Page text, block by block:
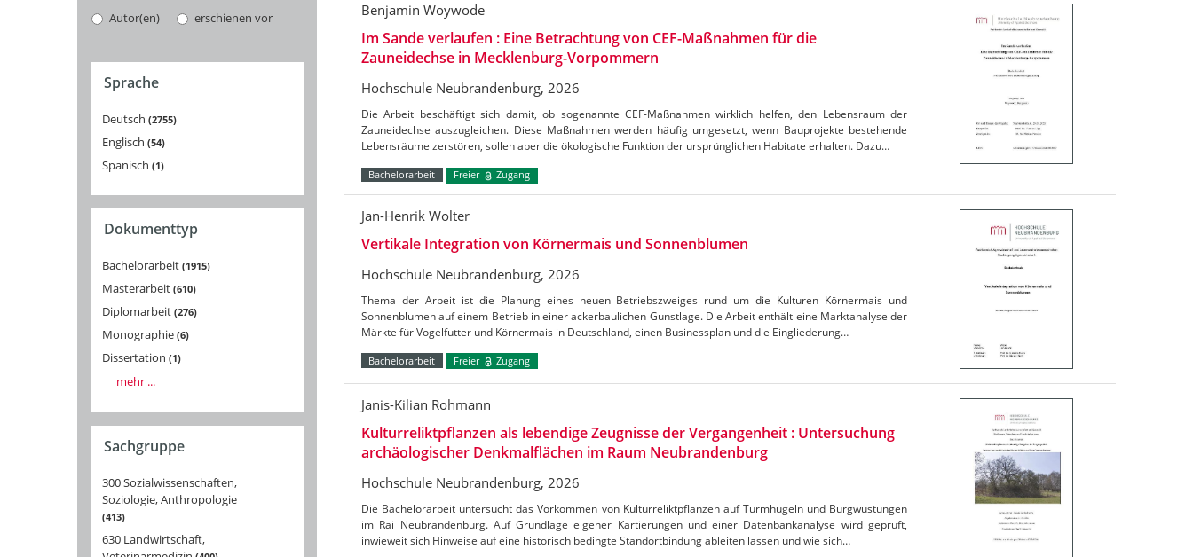
Autor(en)
erschienen vor
Sprache
Deutsch 2755
Englisch 54
Spanisch 1
Dokumenttyp
Bachelorarbeit 1915
Masterarbeit 610
Diplomarbeit 276
Monographie 6
Dissertation 1
mehr ...
Sachgruppe
300 Sozialwissenschaften,
Soziologie, Anthropologie
413
630 Landwirtschaft,
Benjamin Woywode
Im Sande verlaufen : Eine Betrachtung von CEF-Maßnahmen für die
Zauneidechse in Mecklenburg-Vorpommern
Hochschule Neubrandenburg, 2026
Die Arbeit beschäftigt sich damit, ob sogenannte CEF-Maßnahmen wirklich helfen, den Lebensraum der
Zauneidechse auszugleichen. Diese Maßnahmen werden häufig umgesetzt, wenn Bauprojekte bestehende
Lebensräume zerstören, sollen aber die ökologische Funktion der ursprünglichen Habitate erhalten. Dazu…
Bachelorarbeit Freier Zugang
Jan-Henrik Wolter
Vertikale Integration von Körnermais und Sonnenblumen
Hochschule Neubrandenburg, 2026
Thema der Arbeit ist die Planung eines neuen Betriebszweiges rund um die Kulturen Körnermais und
Sonnenblumen auf einem Betrieb in einer ackerbaulichen Gunstlage. Die Arbeit enthält eine Marktanalyse der
Märkte für Vogelfutter und Körnermais in Deutschland, einen Businessplan und die Eingliederung…
Bachelorarbeit Freier Zugang
Janis-Kilian Rohmann
Kulturreliktpflanzen als lebendige Zeugnisse der Vergangenheit : Untersuchung
archäologischer Denkmalflächen im Raum Neubrandenburg
Hochschule Neubrandenburg, 2026
Die Bachelorarbeit untersucht das Vorkommen von Kulturreliktpflanzen auf Turmhügeln und Burgwüstungen
im Rai Neubrandenburg. Auf Grundlage eigener Kartierungen und einer Datenbankanalyse wird geprüft,
inwieweit sich Hinweise auf eine historisch bedingte Standortbindung ableiten lassen und wie sich…